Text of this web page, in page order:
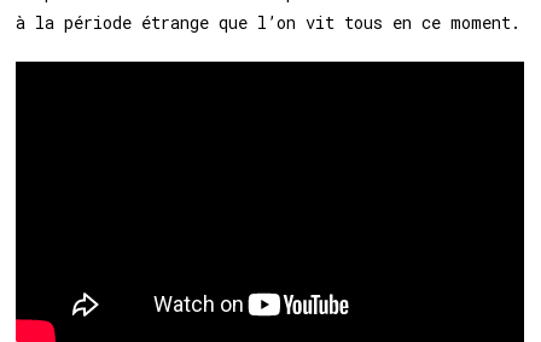
à la période étrange que l’on vit tous en ce moment.